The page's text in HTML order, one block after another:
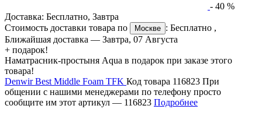
- 40 %
Доставка: Бесплатно, Завтра
Стоимость доставки товара по
Москве : Бесплатно ,
Ближайшая доставка — Завтра, 07 Августа
+ подарок!
Наматрасник-простыня Aqua в подарок при заказе этого
товара!
Denwir Best Middle Foam TFK Код товара 116823 При
общении с нашими менеджерами по телефону просто
сообщите им этот артикул — 116823 Подробнее